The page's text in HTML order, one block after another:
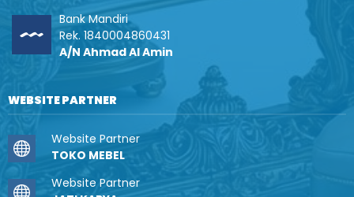
Bank Mandiri
Rek. 1840004860431
A/N Ahmad Al Amin
WEBSITE PARTNER
Website Partner
TOKO MEBEL
Website Partner